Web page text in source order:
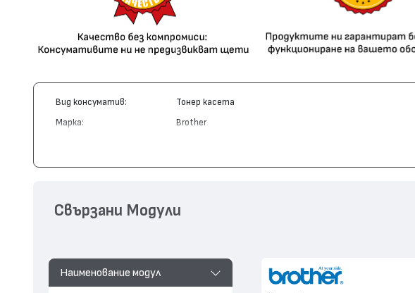
Вид консуматив: Тонер касета
Марка: Brother
Съвместими устройства:
Наименование модул
Свързани Модули